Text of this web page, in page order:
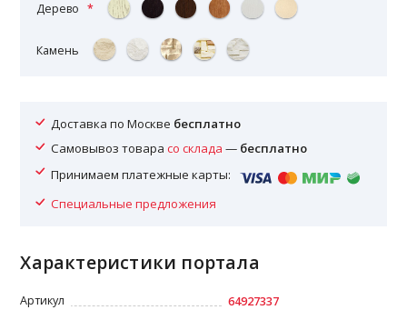
Дерево
Камень
Доставка по Москве бесплатно
Самовывоз товарасо склада — бесплатно
Принимаем платежные карты:
Специальные предложения
Характеристики портала
Артикул
64927337